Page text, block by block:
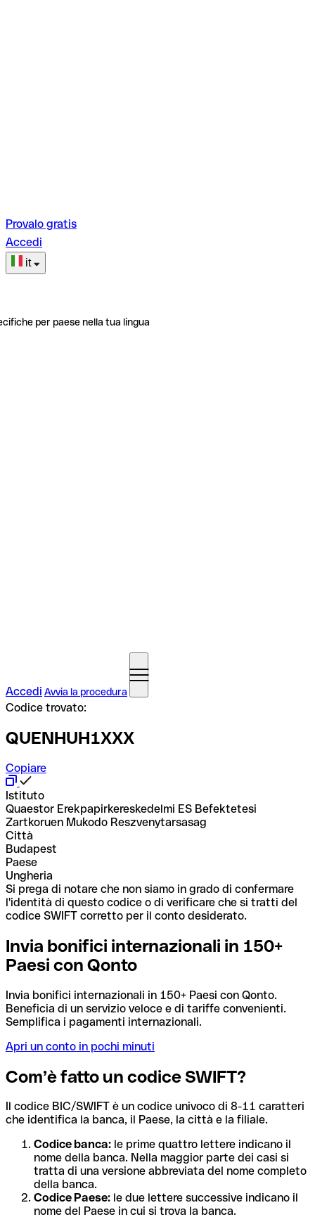
Provalo gratis
Accedi
it
per paese nella tua lingua
Accedi Avvia la procedura
Codice trovato:
QUENHUH1XXX
Copiare
Istituto
Quaestor Erekpapirkereskedelmi ES Befektetesi
Zartkoruen Mukodo Reszvenytarsasag
Città
Budapest
Paese
Ungheria
Si prega di notare che non siamo in grado di confermare
l'identità di questo codice o di verificare che si tratti del
codice SWIFT corretto per il conto desiderato.
Invia bonifici internazionali in 150+
Paesi con Qonto
Invia bonifici internazionali in 150+ Paesi con Qonto.
Beneficia di un servizio veloce e di tariffe convenienti.
Semplifica i pagamenti internazionali.
Apri un conto in pochi minuti
Com’è fatto un codice SWIFT?
Il codice BIC/SWIFT è un codice univoco di 8-11 caratteri
che identifica la banca, il Paese, la città e la filiale.
Codice banca: le prime quattro lettere indicano il
nome della banca. Nella maggior parte dei casi si
tratta di una versione abbreviata del nome completo
della banca.
Codice Paese: le due lettere successive indicano il
nome del Paese in cui si trova la banca.